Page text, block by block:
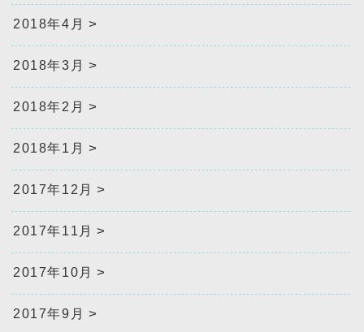
2018年4月
2018年3月
2018年2月
2018年1月
2017年12月
2017年11月
2017年10月
2017年9月